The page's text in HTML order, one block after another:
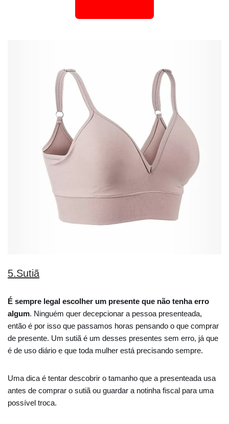
5.Sutiã
É sempre legal escolher um presente que não tenha erro
algum. Ninguém quer decepcionar a pessoa presenteada,
então é por isso que passamos horas pensando o que comprar
de presente. Um sutiã é um desses presentes sem erro, já que
é de uso diário e que toda mulher está precisando sempre.
Uma dica é tentar descobrir o tamanho que a presenteada usa
antes de comprar o sutiã ou guardar a notinha fiscal para uma
possível troca.